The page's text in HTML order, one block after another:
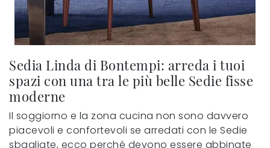
Sedia Linda di Bontempi: arreda i tuoi
spazi con una tra le più belle Sedie fisse
moderne
Il soggiorno e la zona cucina non sono davvero
piacevoli e confortevoli se arredati con le Sedie
sbagliate, ecco perché devono essere abbinate